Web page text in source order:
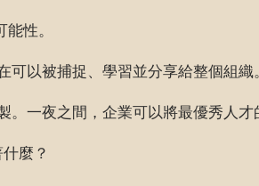
性。
以被捕捉、學習並分享給整個組織
一夜之間，企業可以將最優秀人才
麼？